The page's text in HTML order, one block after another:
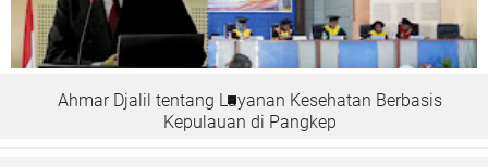
Ahmar Djalil tentang Layanan Kesehatan Berbasis
Kepulauan di Pangkep